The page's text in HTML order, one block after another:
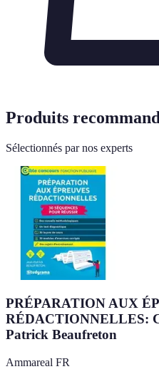
Produits
Sélectionnés par nos experts
PRÉPARATION AUX
RÉDACTIONNELLES:
Patrick Beaufreton
Ammareal FR